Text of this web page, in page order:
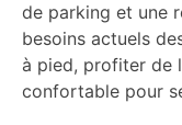
de parking et une
besoins actuels
à pied, profiter de
confortable pour